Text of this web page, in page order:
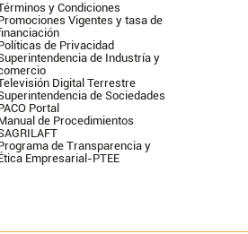
y Condiciones
Vigentes y tasa de
de Privacidad
de Industría y
Digital Terrestre
de Sociedades
Portal
de Procedimientos
de Transparencia y
Empresarial-PTEE